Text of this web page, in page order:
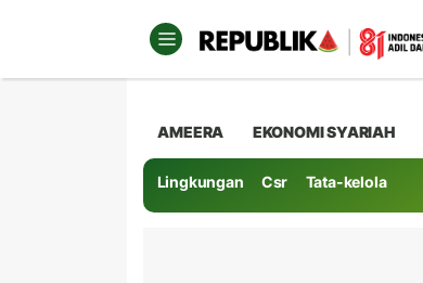
AMEERA EKONOMI SYARIAH
Lingkungan Csr Tata-kelola